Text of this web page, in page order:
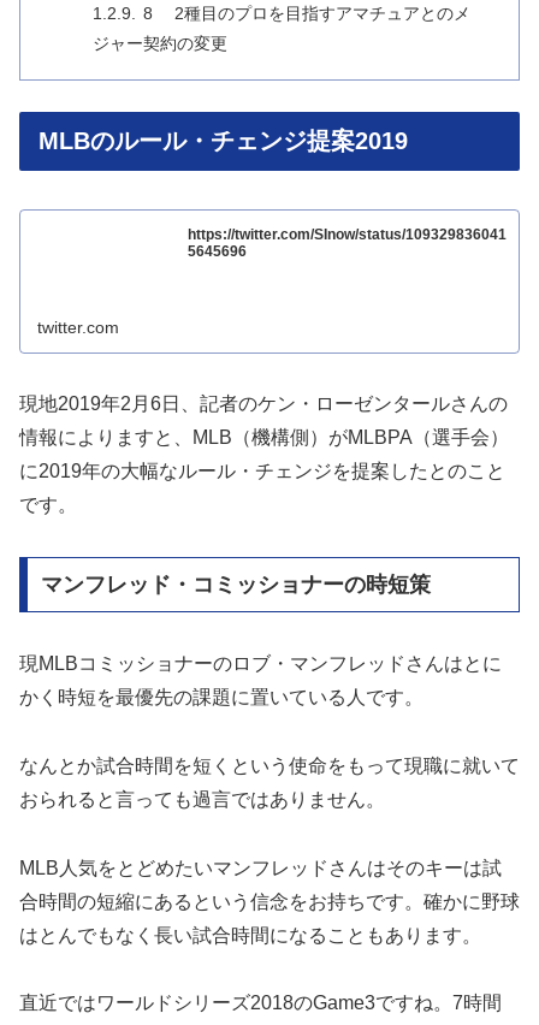
8 2種目のプロを目指すアマチュアとのメ
ジャー契約の変更
MLBのルール・チェンジ提案2019
https://twitter.com/SInow/status/109329836041
5645696
twitter.com
現地2019年2月6日、記者のケン・ローゼンタールさんの
情報によりますと、MLB（機構側）がMLBPA（選手会）
に2019年の大幅なルール・チェンジを提案したとのこと
です。
マンフレッド・コミッショナーの時短策
現MLBコミッショナーのロブ・マンフレッドさんはとに
かく時短を最優先の課題に置いている人です。
なんとか試合時間を短くという使命をもって現職に就いて
おられると言っても過言ではありません。
MLB人気をとどめたいマンフレッドさんはそのキーは試
合時間の短縮にあるという信念をお持ちです。確かに野球
はとんでもなく長い試合時間になることもあります。
直近ではワールドシリーズ2018のGame3ですね。7時間